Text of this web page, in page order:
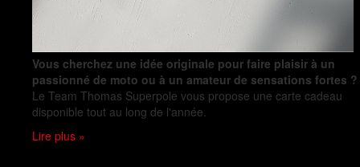
Vous cherchez une idée originale pour faire plaisir à un
passionné de moto ou à un amateur de sensations fortes ?
Le Team Thomas Superpole vous propose une carte cadeau
disponible tout au long de l'année.
Lire plus »